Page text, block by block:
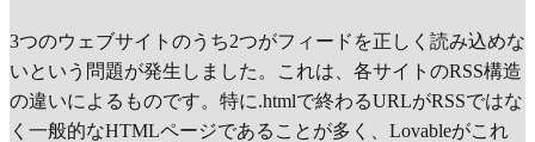
3つのウェブサイトのうち2つがフィードを正しく読み込めな
いという問題が発生しました。これは、各サイトのRSS構造
の違いによるものです。特に.htmlで終わるURLがRSSではな
く一般的なHTMLページであることが多く、Lovableがこれ